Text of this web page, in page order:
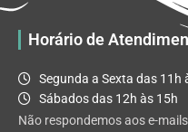
Horário de
Segunda a Sexta das 11h
Sábados das 12h às 15h
Não respondemos aos e-